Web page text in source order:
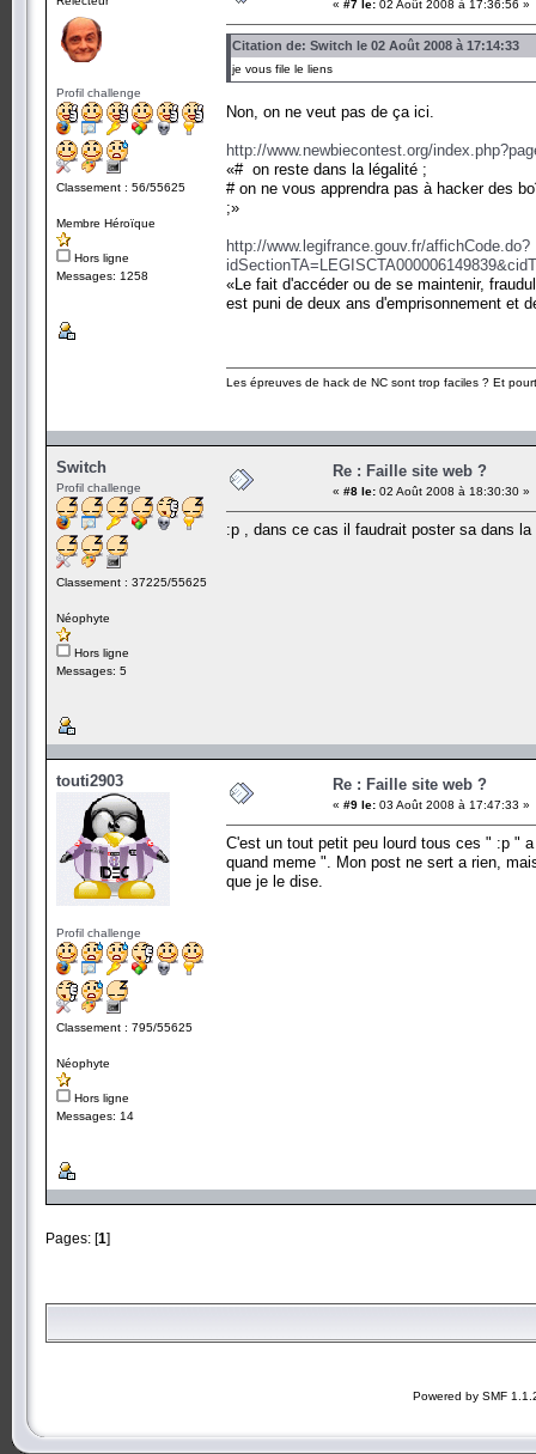
Profil challenge
Classement : 56/55625
Membre Héroïque
Hors ligne
Messages: 1258
« #7 le: 02 Août 2008 à 17:36:56 »
Citation de: Switch le 02 Août 2008 à 17:14:33
je vous file le liens
Non, on ne veut pas de ça ici.
http://www.newbiecontest.org/
«# on reste dans la légalité ;
# on ne vous apprendra pas à hacker des
;»
http://www.legifrance.gouv.fr/affichCode.do?
«Le fait d'accéder ou de se maintenir,
est puni de deux ans d'emprisonnement et
Les épreuves de hack de NC sont trop faciles ? Et
Switch
Profil challenge
Classement : 37225/55625
Néophyte
Hors ligne
Messages: 5
Re : Faille site web ?
« #8 le: 02 Août 2008 à 18:30:30 »
:p , dans ce cas il faudrait poster sa dans
touti2903
Profil challenge
Classement : 795/55625
Néophyte
Hors ligne
Messages: 14
Re : Faille site web ?
« #9 le: 03 Août 2008 à 17:47:33 »
C'est un tout petit peu lourd tous ces " :p "
quand meme ". Mon post ne sert a rien,
que je le dise.
Pages: [1]
Powered by SMF